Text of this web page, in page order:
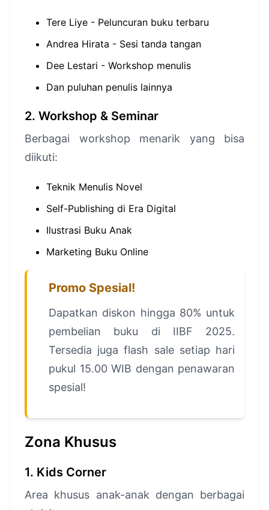
Tere Liye - Peluncuran buku terbaru
Andrea Hirata - Sesi tanda tangan
Dee Lestari - Workshop menulis
Dan puluhan penulis lainnya
2. Workshop & Seminar
Berbagai workshop menarik yang bisa
diikuti:
Teknik Menulis Novel
Self-Publishing di Era Digital
Ilustrasi Buku Anak
Marketing Buku Online
Promo Spesial!
Dapatkan diskon hingga 80% untuk
pembelian buku di IIBF 2025.
Tersedia juga flash sale setiap hari
pukul 15.00 WIB dengan penawaran
spesial!
Zona Khusus
1. Kids Corner
Area khusus anak-anak dengan berbagai